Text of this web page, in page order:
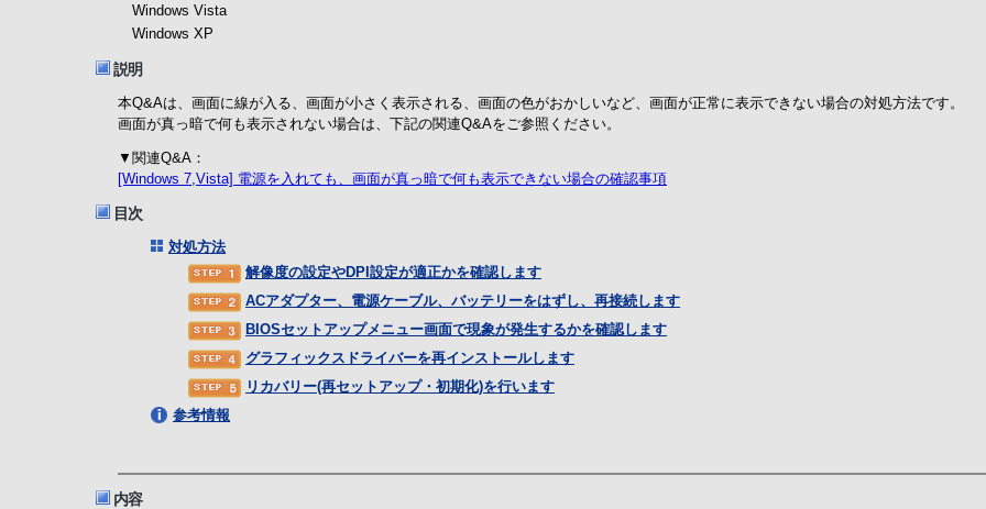
Windows Vista
Windows XP
説明
本Q&Aは、画面に線が入る、画面が小さく表示される、画面の色がおかしいなど、画面が正常に表示できない場合の対処方法です。
画面が真っ暗で何も表示されない場合は、下記の関連Q&Aをご参照ください。
▼関連Q&A：
[Windows 7,Vista] 電源を入れても、画面が真っ暗で何も表示できない場合の確認事項
目次
対処方法
解像度の設定やDPI設定が適正かを確認します
ACアダプター、電源ケーブル、バッテリーをはずし、再接続します
BIOSセットアップメニュー画面で現象が発生するかを確認します
グラフィックスドライバーを再インストールします
リカバリー(再セットアップ・初期化)を行います
参考情報
内容